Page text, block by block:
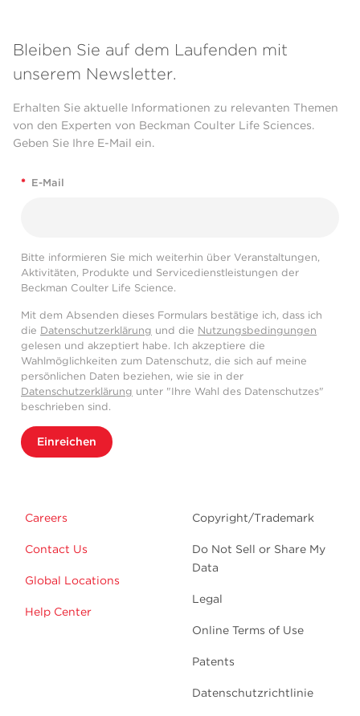
Bleiben Sie auf dem Laufenden mit
unserem Newsletter.
Erhalten Sie aktuelle Informationen zu relevanten Themen
von den Experten von Beckman Coulter Life Sciences.
Geben Sie Ihre E-Mail ein.
* E-Mail
Bitte informieren Sie mich weiterhin über Veranstaltungen,
Aktivitäten, Produkte und Servicedienstleistungen der
Beckman Coulter Life Science.
Mit dem Absenden dieses Formulars bestätige ich, dass ich
die Datenschutzerklärung und die Nutzungsbedingungen
gelesen und akzeptiert habe. Ich akzeptiere die
Wahlmöglichkeiten zum Datenschutz, die sich auf meine
persönlichen Daten beziehen, wie sie in der
Datenschutzerklärung unter "Ihre Wahl des Datenschutzes"
beschrieben sind.
Einreichen
Careers
Contact Us
Global Locations
Help Center
Copyright/Trademark
Do Not Sell or Share My
Data
Legal
Online Terms of Use
Patents
Datenschutzrichtlinie